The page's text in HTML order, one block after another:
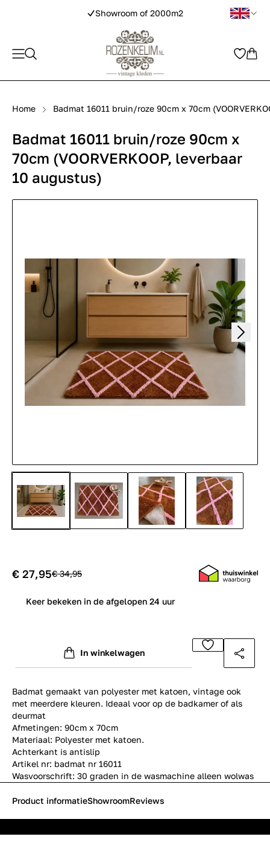
Showroom of 2000m2
Home Badmat 16011 bruin/roze 90cm x 70cm
Badmat 16011 bruin/roze 90cm x
70cm (VOORVERKOOP, leverbaar
10 augustus)
€ 27,95€ 34,95
Keer bekeken in de afgelopen 24 uur
In winkelwagen
Badmat gemaakt van polyester met katoen, vintage ook
met meerdere kleuren. Ideaal voor op de badkamer of als
deurmat
Afmetingen: 90cm x 70cm
Materiaal: Polyester met katoen.
Achterkant is antislip
Artikel nr: badmat nr 16011
Wasvoorschrift: 30 graden in de wasmachine alleen wolwas
Product informatieShowroomReviews